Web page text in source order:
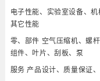
电子性能、实验室设备、
其它性能
零、部件 空气压缩机、螺
组件、叶片、刮板、泵
服务 产品设计、质量保证